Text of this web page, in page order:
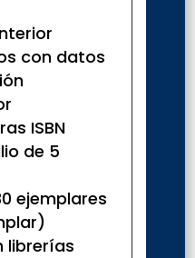
con datos
ISBN
de 5
ejemplares
librerías